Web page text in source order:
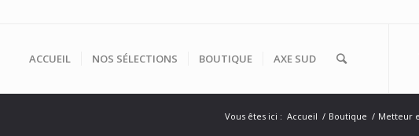
ACCUEIL NOS SÉLECTIONS BOUTIQUE AXE SUD
Vous êtes ici : Accueil / Boutique / Metteur